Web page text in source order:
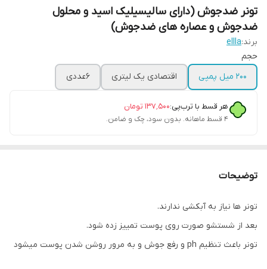
تونر ضدجوش (دارای سالیسیلیک اسید و محلول
ضدجوش و عصاره های ضدجوش)
برند:ellla
حجم
۲۰۰ میل پمپی
اقتصادی یک لیتری 6عددی
هر قسط با ترب‌پی:۱۳۷٬۵۰۰ تومان
۴ قسط ماهانه. بدون سود، چک و ضامن.
توضیحات
تونر ها نیاز به آبکشی ندارند.
بعد از شستشو صورت روی پوست تمییز زده شود.
تونر باعث تنظیم ph و رفع جوش و به مرور روشن شدن پوست میشود